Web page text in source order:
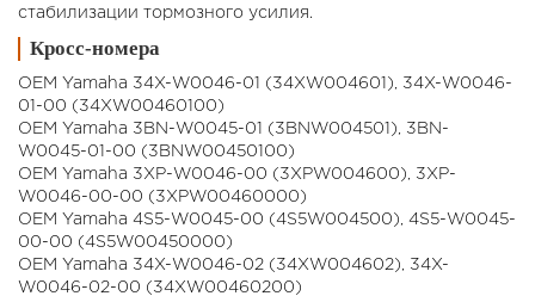
стабилизации тормозного усилия.
Кросс-номера
OEM Yamaha 34X-W0046-01 (34XW004601), 34X-W0046-
01-00 (34XW00460100)
OEM Yamaha 3BN-W0045-01 (3BNW004501), 3BN-
W0045-01-00 (3BNW00450100)
OEM Yamaha 3XP-W0046-00 (3XPW004600), 3XP-
W0046-00-00 (3XPW00460000)
OEM Yamaha 4S5-W0045-00 (4S5W004500), 4S5-W0045-
00-00 (4S5W00450000)
OEM Yamaha 34X-W0046-02 (34XW004602), 34X-
W0046-02-00 (34XW00460200)